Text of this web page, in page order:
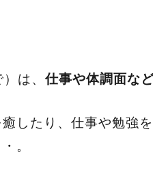
）は、仕事や体調面な
したり、仕事や勉強
。